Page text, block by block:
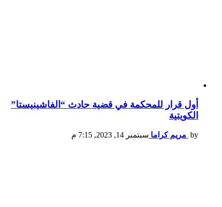
أول قرار للمحكمة في قضية حادث “الفاشينيستا”
الكويتية
by مريم كراما سبتمبر 14, 2023, 7:15 م